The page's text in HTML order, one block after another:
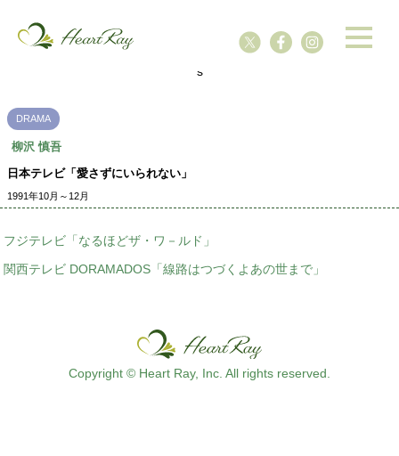
s
DRAMA
柳沢 慎吾
日本テレビ「愛さずにいられない」
1991年10月～12月
フジテレビ「なるほどザ・ワ－ルド」
関西テレビ DORAMADOS「線路はつづくよあの世まで」
Copyright © Heart Ray, Inc. All rights reserved.